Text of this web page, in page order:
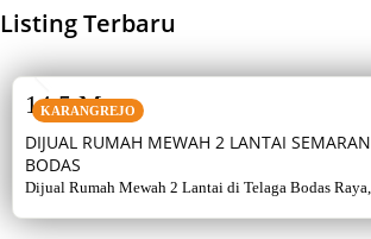
Listing Terbaru
KARANGREJO
DIJUAL RUMAH MEWAH 2 LANTAI
BODAS
Dijual Rumah Mewah 2 Lantai di Telaga Bodas
listrik 5500 watt, air artetis. Lingkungan asri &
14,5 M